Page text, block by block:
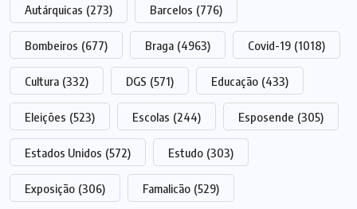
Autárquicas (273) Barcelos (776)
Bombeiros (677) Braga (4963) Covid-19 (1018)
Cultura (332) DGS (571) Educação (433)
Eleições (523) Escolas (244) Esposende (305)
Estados Unidos (572) Estudo (303)
Exposição (306) Famalicão (529)